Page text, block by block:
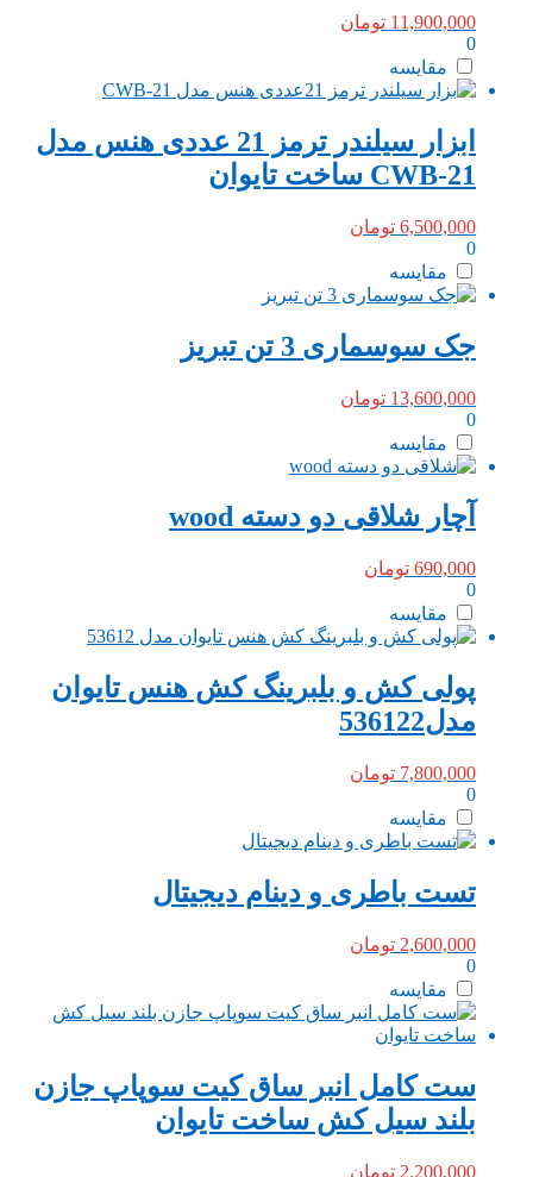
11,900,000 تومان
0
مقایسه
ابزار سیلندر ترمز 21 عددی هنس مدل
CWB-21 ساخت تایوان
6,500,000 تومان
0
مقایسه
جک سوسماری 3 تن تبریز
13,600,000 تومان
0
مقایسه
آچار شلاقی دو دسته wood
690,000 تومان
0
مقایسه
پولی کش و بلبرینگ کش هنس تایوان
مدل536122
7,800,000 تومان
0
مقایسه
تست باطری و دینام دیجیتال
2,600,000 تومان
0
مقایسه
ست کامل انبر ساق کیت سوپاپ جازن
بلند سیل کش ساخت تایوان
2,200,000 تومان